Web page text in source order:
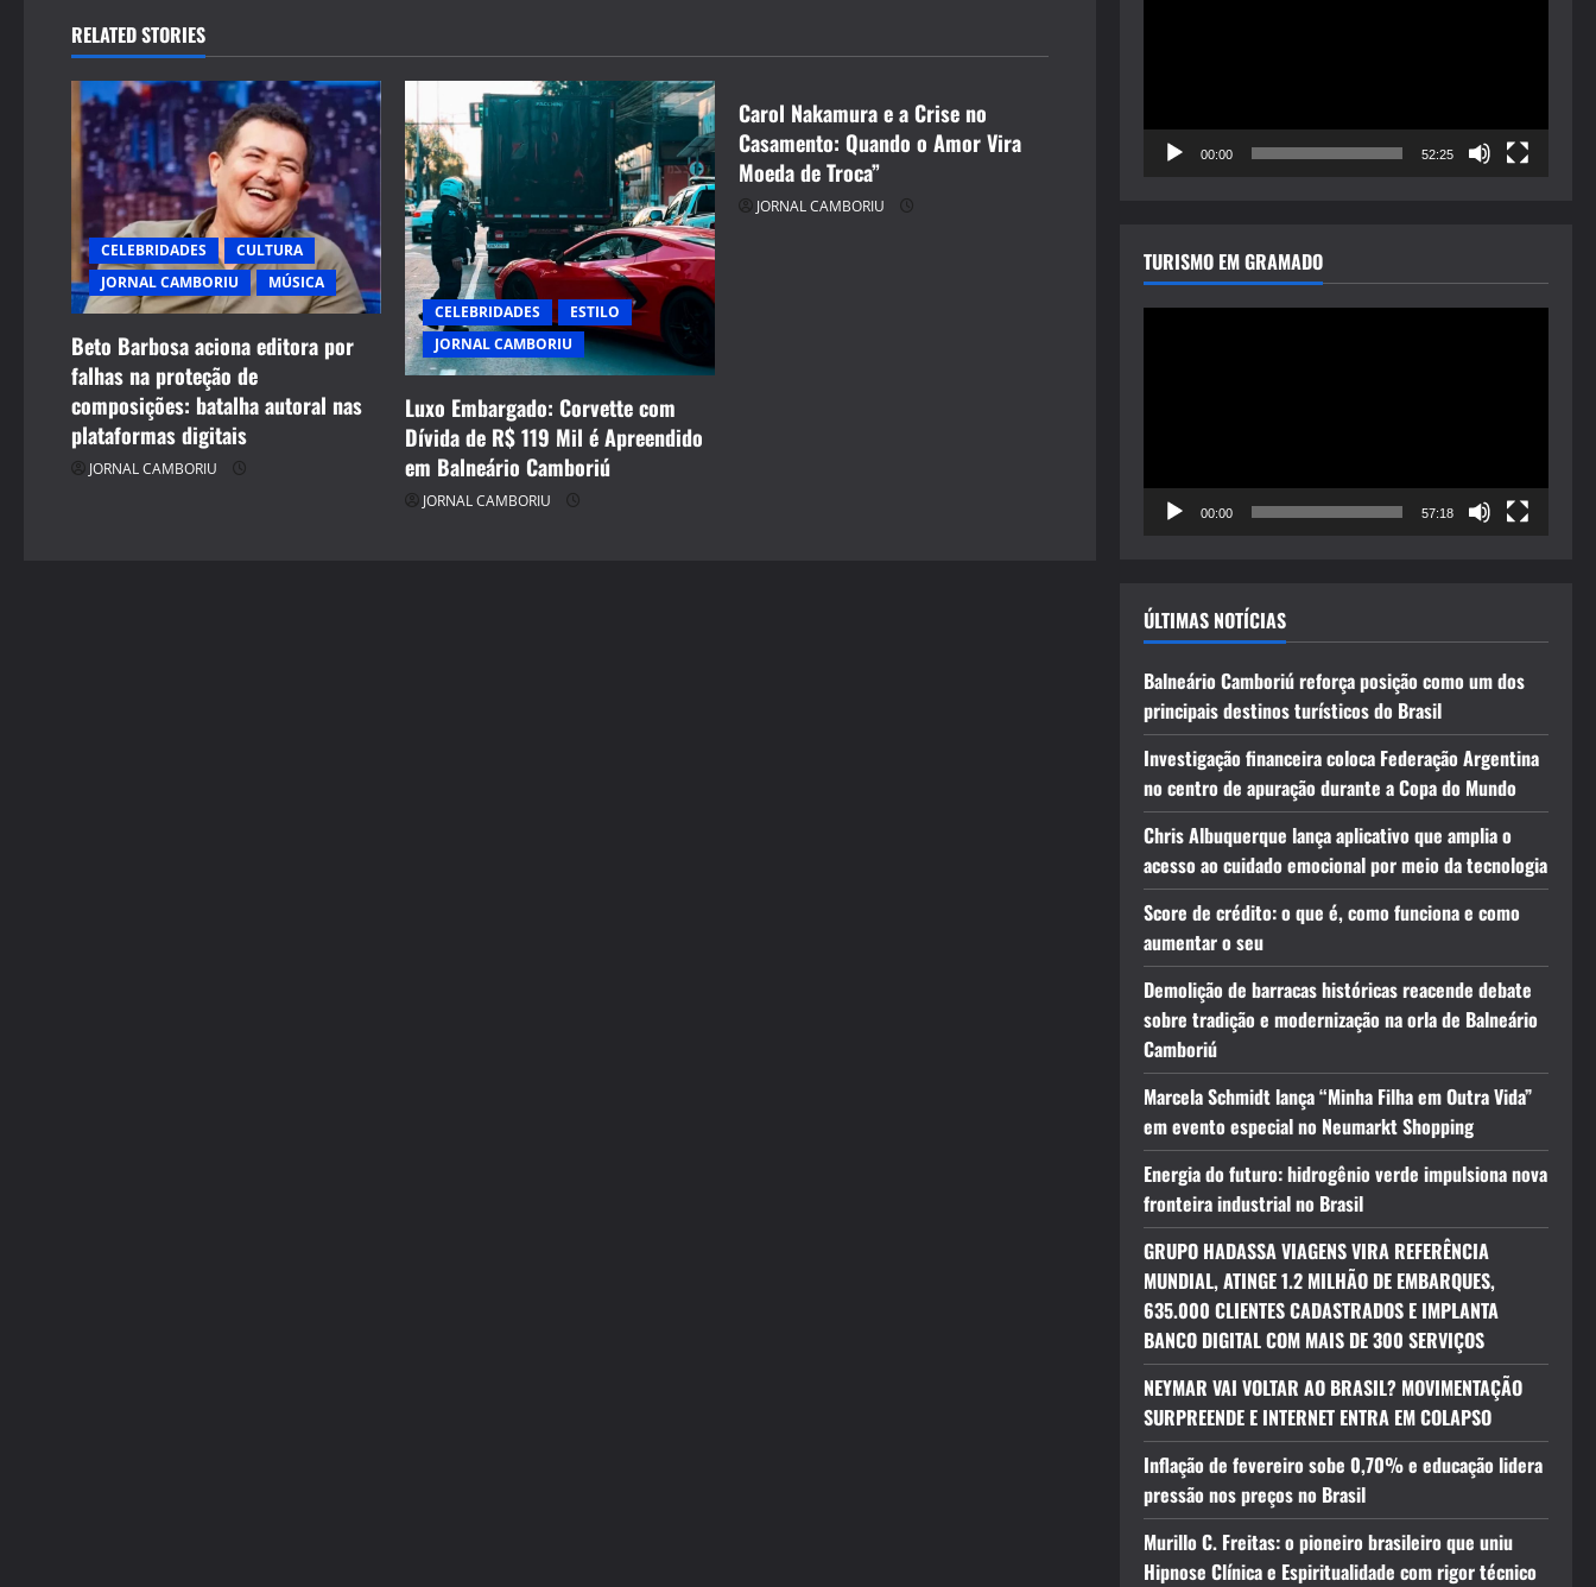
n
a
v
i
g
a
t
i
o
n
RELATED STORIES
CELEBRIDADES
CULTURA
JORNAL CAMBORIU
MÚSICA
Beto Barbosa aciona editora por
falhas na proteção de
composições: batalha autoral nas
plataformas digitais
JORNAL CAMBORIU
CELEBRIDADES
ESTILO
JORNAL CAMBORIU
Luxo Embargado: Corvette com
Dívida de R$ 119 Mil é Apreendido
em Balneário Camboriú
JORNAL CAMBORIU
Carol Nakamura e a Crise no
Casamento: Quando o Amor Vira
Moeda de Troca”
JORNAL CAMBORIU
00:00 52:25
TURISMO EM GRAMADO
00:00 57:18
ÚLTIMAS NOTÍCIAS
Balneário Camboriú reforça posição como um dos
principais destinos turísticos do Brasil
Investigação financeira coloca Federação Argentina
no centro de apuração durante a Copa do Mundo
Chris Albuquerque lança aplicativo que amplia o
acesso ao cuidado emocional por meio da tecnologia
Score de crédito: o que é, como funciona e como
aumentar o seu
Demolição de barracas históricas reacende debate
sobre tradição e modernização na orla de Balneário
Camboriú
Marcela Schmidt lança “Minha Filha em Outra Vida”
em evento especial no Neumarkt Shopping
Energia do futuro: hidrogênio verde impulsiona nova
fronteira industrial no Brasil
GRUPO HADASSA VIAGENS VIRA REFERÊNCIA
MUNDIAL, ATINGE 1.2 MILHÃO DE EMBARQUES,
635.000 CLIENTES CADASTRADOS E IMPLANTA
BANCO DIGITAL COM MAIS DE 300 SERVIÇOS
NEYMAR VAI VOLTAR AO BRASIL? MOVIMENTAÇÃO
SURPREENDE E INTERNET ENTRA EM COLAPSO
Inflação de fevereiro sobe 0,70% e educação lidera
pressão nos preços no Brasil
Murillo C. Freitas: o pioneiro brasileiro que uniu
Hipnose Clínica e Espiritualidade com rigor técnico